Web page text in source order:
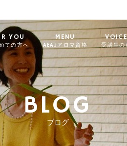
YOU
ての方へ
MENU
AEAJアロマ資格 受講生の
BLOG
ブログ